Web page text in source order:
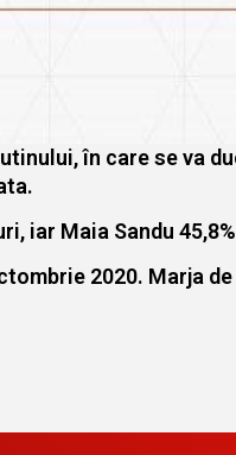
în care se va
iar Maia Sandu
2020. Marja